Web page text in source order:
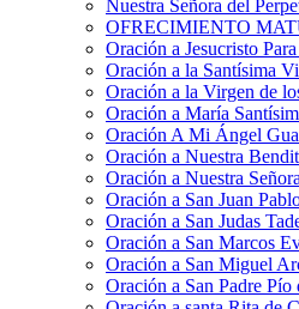
Nuestra Señora del
OFRECIMIENTO
Oración a Jesucristo
Oración a la Santísima
Oración a la Virgen de
Oración a María
Oración A Mi Ángel
Oración a Nuestra
Oración a Nuestra
Oración a San Juan
Oración a San Judas
Oración a San Marcos
Oración a San Miguel
Oración a San Padre Pío